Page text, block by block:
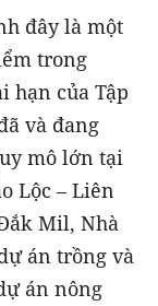
đây là một
trong
hạn của Tập
và đang
mô lớn tại
Lộc – Liên
Mil, Nhà
án trồng và
án nông